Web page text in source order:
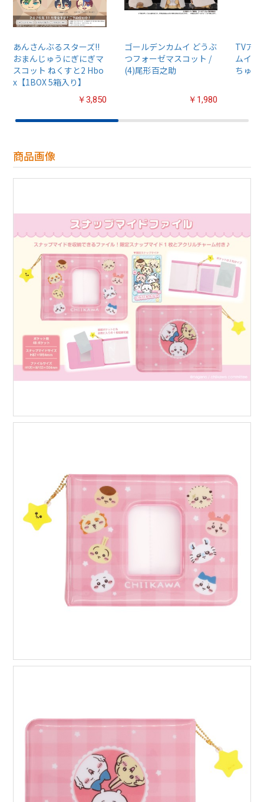
あんさんぶるスターズ!!
おまんじゅうにぎにぎマ
スコット ねくすと2 Hbo
x【1BOX 5箱入り】
￥3,850
ゴールデンカムイ どうぶ
つフォーゼマスコット /
(4)尾形百之助
￥1,980
TVア
ムイ』
ちゅる
商品画像